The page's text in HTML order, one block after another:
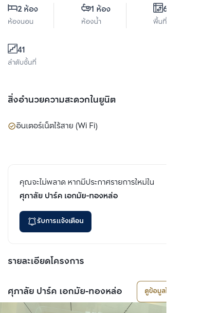
2 ห้อง
ห้องนอน
1 ห้อง
ห้องน้ำ
68 ตร.ม.
พื้นที่ใช้สอย
41
ลำดับชั้นที่
สิ่งอำนวยความสะดวกในยูนิต
อินเตอร์เน็ตไร้สาย (Wi Fi)
คุณจะไม่พลาด หากมีประกาศรายการใหม่ใน
ศุภาลัย ปาร์ค เอกมัย-ทองหล่อ
รับการแจ้งเตือน
รายละเอียดโครงการ
ศุภาลัย ปาร์ค เอกมัย-ทองหล่อ ดูข้อมูลโครงการ